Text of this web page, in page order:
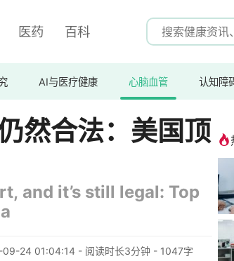
医药 百科
AI与医疗健康 心脑血管 认知障
然合法：美国顶
and it’s still legal: Top
24 01:04:14 - 阅读时长3分钟 - 1047字